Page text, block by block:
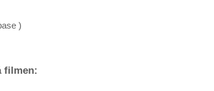
)
filmen: